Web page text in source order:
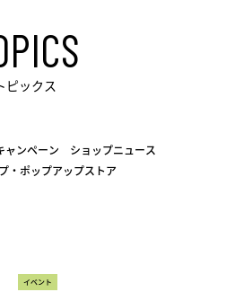
ピックス
ャンペーン
ショップニュース
・ポップアップストア
イベント